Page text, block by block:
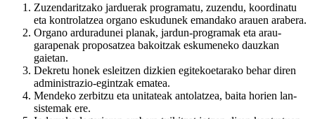
Zuzendaritzako jarduerak programatu, zuzendu, koordinatu
eta kontrolatzea organo eskudunek emandako arauen arabera.
Organo arduradunei planak, jardun-programak eta arau-
garapenak proposatzea bakoitzak eskumeneko dauzkan
gaietan.
Dekretu honek esleitzen dizkien egitekoetarako behar diren
administrazio-egintzak ematea.
Mendeko zerbitzu eta unitateak antolatzea, baita horien lan-
sistemak ere.